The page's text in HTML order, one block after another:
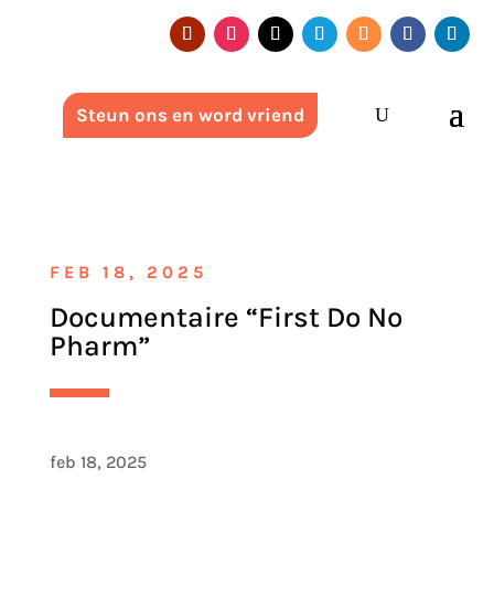
Steun ons en word vriend
FEB 18, 2025
Documentaire “First Do No
Pharm”
feb 18, 2025